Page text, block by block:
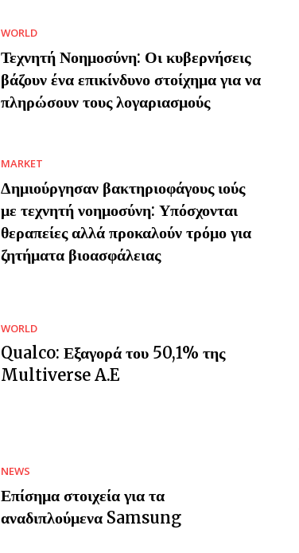
WORLD
Τεχνητή Νοημοσύνη: Οι κυβερνήσεις
βάζουν ένα επικίνδυνο στοίχημα για να
πληρώσουν τους λογαριασμούς
MARKET
Δημιούργησαν βακτηριοφάγους ιούς
με τεχνητή νοημοσύνη: Υπόσχονται
θεραπείες αλλά προκαλούν τρόμο για
ζητήματα βιοασφάλειας
WORLD
Qualco: Εξαγορά του 50,1% της
Multiverse A.E
NEWS
Επίσημα στοιχεία για τα
αναδιπλούμενα Samsung